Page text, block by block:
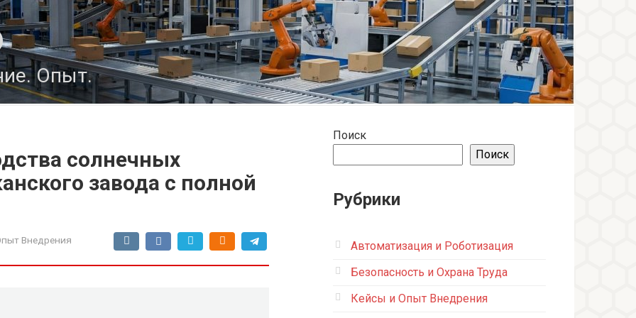
Опыт.
солнечных
завода с полной
Внедрения
Поиск
Поиск
Рубрики
Автоматизация и Роботизация
Безопасность и Охрана Труда
Кейсы и Опыт Внедрения